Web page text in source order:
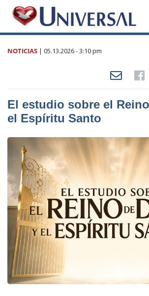
NOTICIAS | 05.13.2026- 3:10 pm
El estudio sobre el
el Espíritu Santo